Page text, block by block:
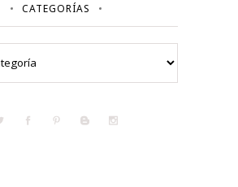
CATEGORÍAS